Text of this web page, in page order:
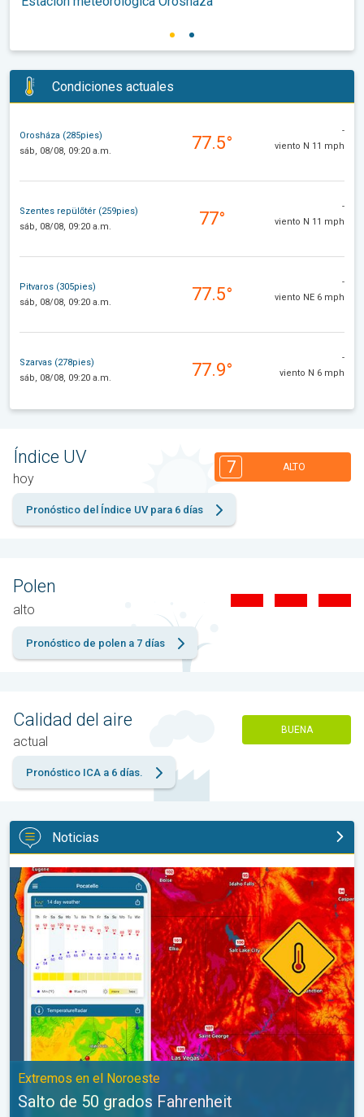
Condiciones actuales
Orosháza (285pies)
sáb, 08/08, 09:20 a.m.
77.5°
-
viento N 11 mph
Szentes repülőtér (259pies)
sáb, 08/08, 09:20 a.m.
77°
-
viento N 11 mph
Pitvaros (305pies)
sáb, 08/08, 09:20 a.m.
77.5°
-
viento NE 6 mph
Szarvas (278pies)
sáb, 08/08, 09:20 a.m.
77.9°
-
viento N 6 mph
Índice UV
hoy
7 ALTO
Pronóstico del Índice UV para 6 días
Polen
alto
Pronóstico de polen a 7 días
Calidad del aire
actual
BUENA
Pronóstico ICA a 6 días.
Noticias
Salto de 50 grados Fahrenheit. Extremos en el Noroeste. . .
Extremos en el Noroeste
Salto de 50 grados Fahrenheit